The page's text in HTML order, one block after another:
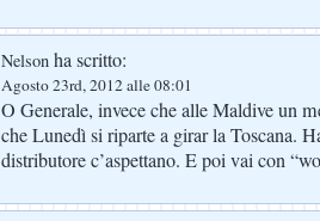
Nelson ha scritto:
Agosto 23rd, 2012 alle 08:01
O Generale, invece che alle Maldive un
che Lunedì si riparte a girar la Toscana.
distributore c’aspettano. E poi vai con